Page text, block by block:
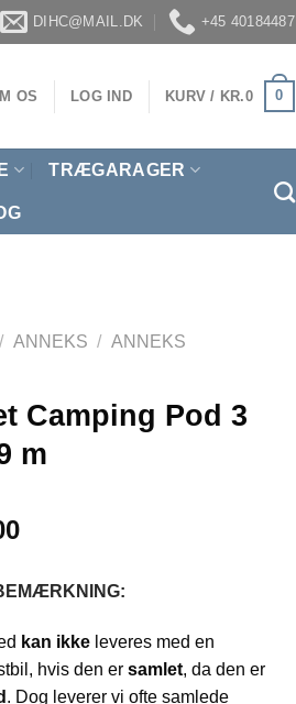
DIHC@MAIL.DK +45 40184487
OS LOG IND KURV / KR.0 0
TRÆGARAGER
/ ANNEKS / ANNEKS
Camping Pod 3
m
kan ikke leveres med en
hvis den er samlet, da den er
. Dog leverer vi ofte samlede